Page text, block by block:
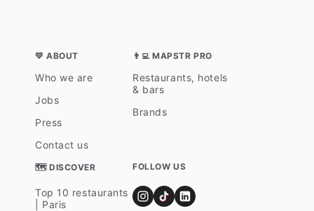
💛 ABOUT
Who we are
Jobs
Press
Contact us
👨‍💻 MAPSTR PRO
Restaurants, hotels
& bars
Brands
🗺 DISCOVER
Top 10 restaurants
| Paris
FOLLOW US